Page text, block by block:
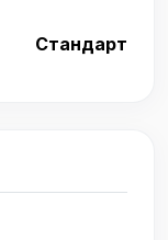
Стандарт